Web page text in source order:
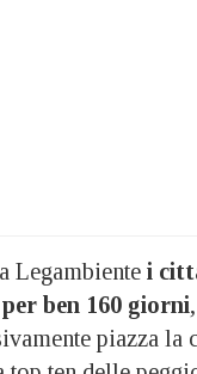
Legambiente i
ben 160 giorni
piazza la